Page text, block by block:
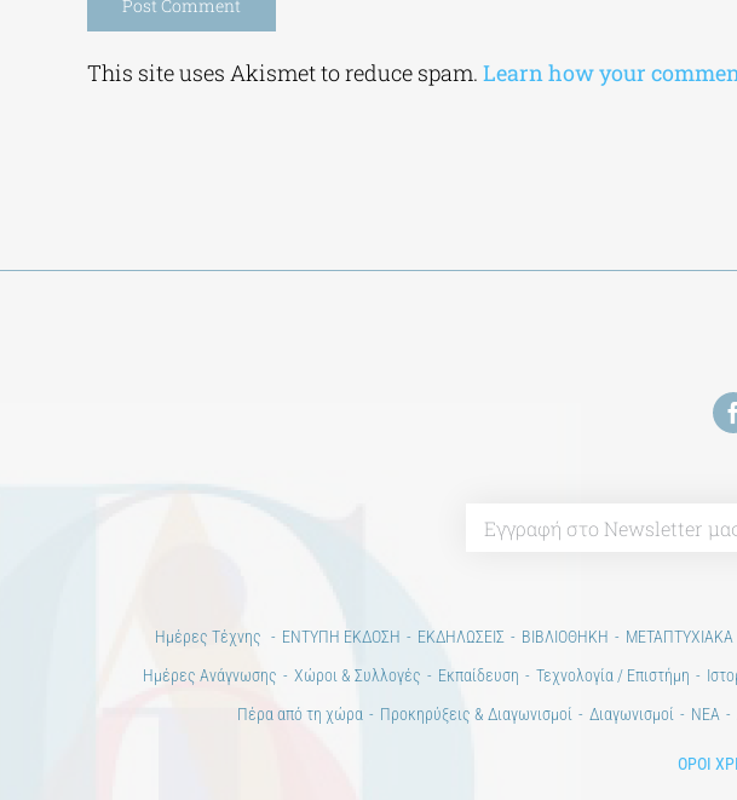
This site uses Akismet to reduce spam. Learn how your
Ημέρες Τέχνης ΕΝΤΥΠΗ ΕΚΔΟΣΗ ΕΚΔΗΛΩΣΕΙΣ ΒΙΒΛΙΟΘΗΚΗ ΜΕΤΑΠΤΥΧΙΑΚΑ
Ημέρες Ανάγνωσης
Χώροι & Συλλογές Εκπαίδευση Τεχνολογία / Επιστήμη
Πέρα από τη χώρα
Προκηρύξεις & Διαγωνισμοί Διαγωνισμοί ΝΕΑ
ΟΡΟΙ